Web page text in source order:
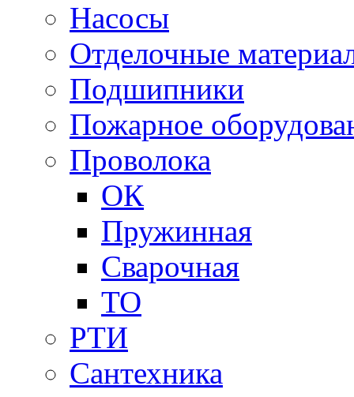
Насосы
Отделочные
Подшипники
Пожарное
Проволока
ОК
Пружинная
Сварочная
ТО
РТИ
Сантехника